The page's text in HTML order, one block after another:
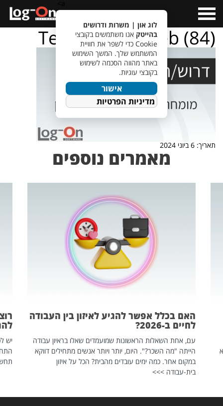
Menu
TempletJobsWeb (84)
תאריך: 6 ביוני 2024
מאמרים נוספים
האם בכלל אפשר להגיע לאיזון בין העבודה
לחיים ב-2026?
עם, אחת השאלות הראשונות שמועמדים שאלו בראיון עבודה
הייתה "מה השכר?". היום, יותר ויותר אנשים מתחילים דווקא
במקום אחר. כמה ימים עובדים מהבית? הכל על איזון
בית-עבודה >>>
יש
לוג און | משרות ודרושים
בהייטק אנו משתמשים בקובצי
Cookie כדי לשפר את חוויית
המשתמש שלך. המשך השימוש
באתר מהווה הסכמה לשימוש
בקובצי עוגיות.
אישור
מדיניות הפרטיות